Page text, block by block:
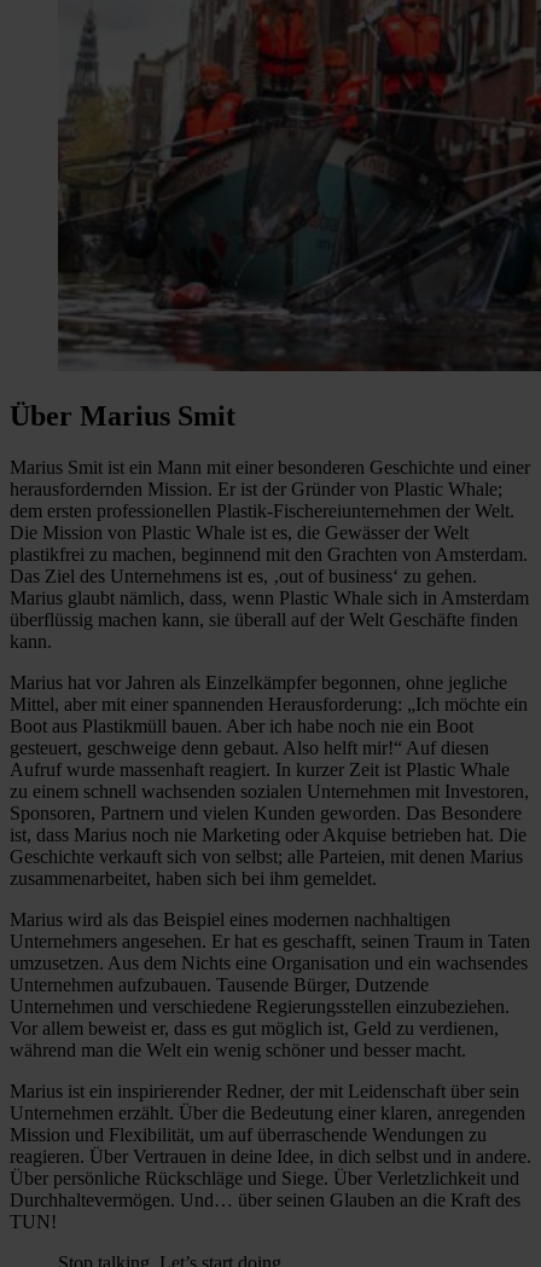
Über Marius Smit
Marius Smit ist ein Mann mit einer besonderen Geschichte und einer
herausfordernden Mission. Er ist der Gründer von Plastic Whale;
dem ersten professionellen Plastik-Fischereiunternehmen der Welt.
Die Mission von Plastic Whale ist es, die Gewässer der Welt
plastikfrei zu machen, beginnend mit den Grachten von Amsterdam.
Das Ziel des Unternehmens ist es, ‚out of business‘ zu gehen.
Marius glaubt nämlich, dass, wenn Plastic Whale sich in Amsterdam
überflüssig machen kann, sie überall auf der Welt Geschäfte finden
kann.
Marius hat vor Jahren als Einzelkämpfer begonnen, ohne jegliche
Mittel, aber mit einer spannenden Herausforderung: „Ich möchte ein
Boot aus Plastikmüll bauen. Aber ich habe noch nie ein Boot
gesteuert, geschweige denn gebaut. Also helft mir!“ Auf diesen
Aufruf wurde massenhaft reagiert. In kurzer Zeit ist Plastic Whale
zu einem schnell wachsenden sozialen Unternehmen mit Investoren,
Sponsoren, Partnern und vielen Kunden geworden. Das Besondere
ist, dass Marius noch nie Marketing oder Akquise betrieben hat. Die
Geschichte verkauft sich von selbst; alle Parteien, mit denen Marius
zusammenarbeitet, haben sich bei ihm gemeldet.
Marius wird als das Beispiel eines modernen nachhaltigen
Unternehmers angesehen. Er hat es geschafft, seinen Traum in Taten
umzusetzen. Aus dem Nichts eine Organisation und ein wachsendes
Unternehmen aufzubauen. Tausende Bürger, Dutzende
Unternehmen und verschiedene Regierungsstellen einzubeziehen.
Vor allem beweist er, dass es gut möglich ist, Geld zu verdienen,
während man die Welt ein wenig schöner und besser macht.
Marius ist ein inspirierender Redner, der mit Leidenschaft über sein
Unternehmen erzählt. Über die Bedeutung einer klaren, anregenden
Mission und Flexibilität, um auf überraschende Wendungen zu
reagieren. Über Vertrauen in deine Idee, in dich selbst und in andere.
Über persönliche Rückschläge und Siege. Über Verletzlichkeit und
Durchhaltevermögen. Und… über seinen Glauben an die Kraft des
TUN!
Stop talking. Let’s start doing